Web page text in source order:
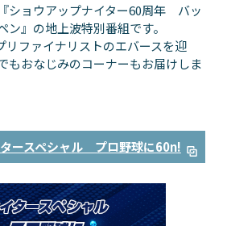
ショウアップナイター60周年 バッ
ン』の地上波特別番組です。
リファイナリストのエバースを迎
もおなじみのコーナーもお届けしま
ースペシャル プロ野球に60n!